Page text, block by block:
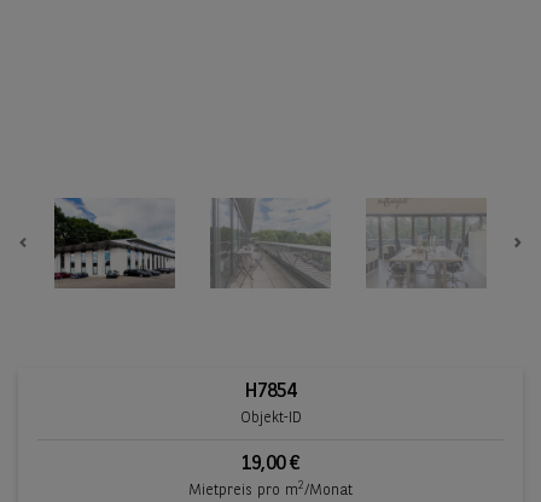
Previous
H7854
Objekt-ID
19,00 €
Mietpreis pro m2/Monat